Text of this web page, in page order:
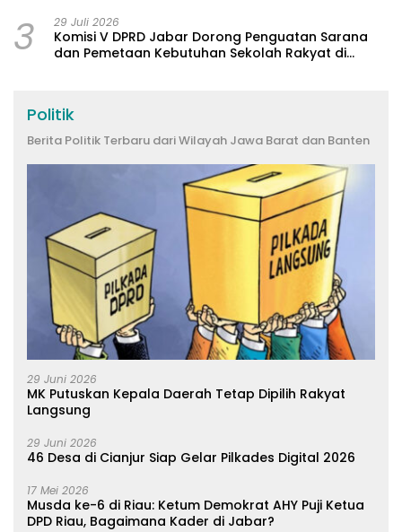
3 29 Juli 2026
Komisi V DPRD Jabar Dorong Penguatan Sarana
dan Pemetaan Kebutuhan Sekolah Rakyat di
Politik
Berita Politik Terbaru dari Wilayah Jawa Barat dan Banten
29 Juni 2026
MK Putuskan Kepala Daerah Tetap Dipilih Rakyat
Langsung
29 Juni 2026
46 Desa di Cianjur Siap Gelar Pilkades Digital 2026
17 Mei 2026
Musda ke-6 di Riau: Ketum Demokrat AHY Puji Ketua
DPD Riau, Bagaimana Kader di Jabar?